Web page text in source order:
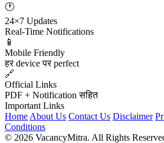
🕐
24×7 Updates
Real-Time Notifications
📱
Mobile Friendly
हर device पर perfect
🔗
Official Links
PDF + Notification सहित
Important Links
Home About Us Contact Us Disclaimer
Conditions
© 2026 VacancyMitra. All Rights